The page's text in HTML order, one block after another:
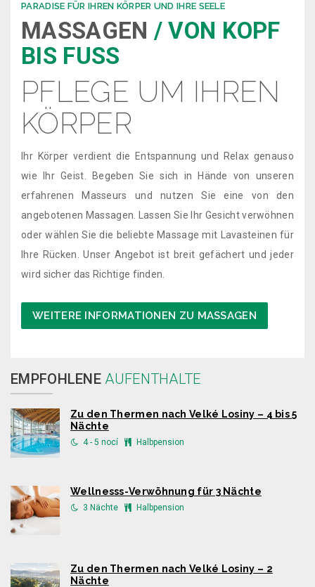
PARADISE FÜR IHREN KÖRPER UND IHRE SEELE
MASSAGEN / VON KOPF
BIS FUSS
PFLEGE UM IHREN
KÖRPER
Ihr Körper verdient die Entspannung und Relax genauso
wie Ihr Geist. Begeben Sie sich in Hände von unseren
erfahrenen Masseurs und nutzen Sie eine von den
angebotenen Massagen. Lassen Sie Ihr Gesicht verwöhnen
oder wählen Sie die beliebte Massage mit Lavasteinen für
Ihre Rücken. Unser Angebot ist breit gefächert und jeder
wird sicher das Richtige finden.
WEITERE INFORMATIONEN ZU MASSAGEN
EMPFOHLENE AUFENTHALTE
Zu den Thermen nach Velké Losiny – 4 bis 5
Nächte
4 - 5 nocí Halbpension
Wellnesss-Verwöhnung für 3 Nächte
3 Nächte Halbpension
Zu den Thermen nach Velké Losiny – 2
Nächte